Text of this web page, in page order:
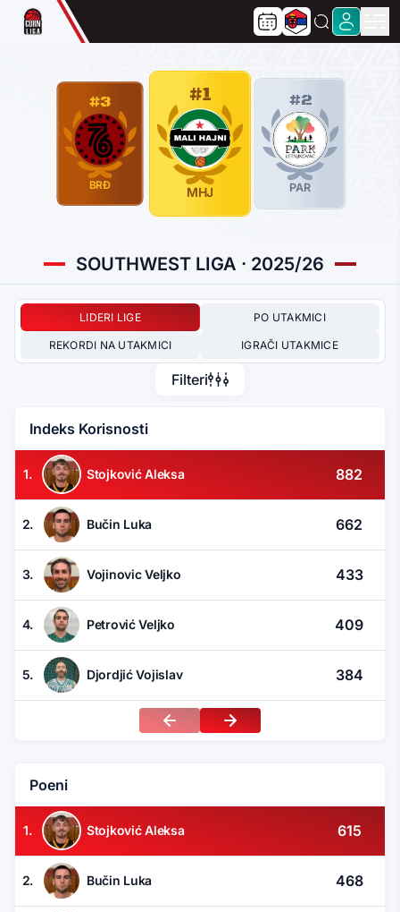
#3
BRĐ
#1
MHJ
#2
PAR
SOUTHWEST LIGA · 2025/26
LIDERI LIGE PO UTAKMICI
REKORDI NA UTAKMICI IGRAČI UTAKMICE
Filteri
Indeks Korisnosti
1. Stojković Aleksa 882
2. Bučin Luka 662
3. Vojinovic Veljko 433
4. Petrović Veljko 409
5. Djordjić Vojislav 384
Poeni
1. Stojković Aleksa 615
2. Bučin Luka 468